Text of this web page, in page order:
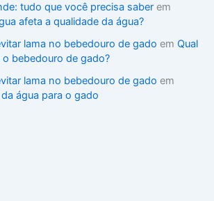
tudo que você precisa saber em
afeta a qualidade da água?
lama no bebedouro de gado em Qual
o bebedouro de gado?
lama no bebedouro de gado em
água para o gado